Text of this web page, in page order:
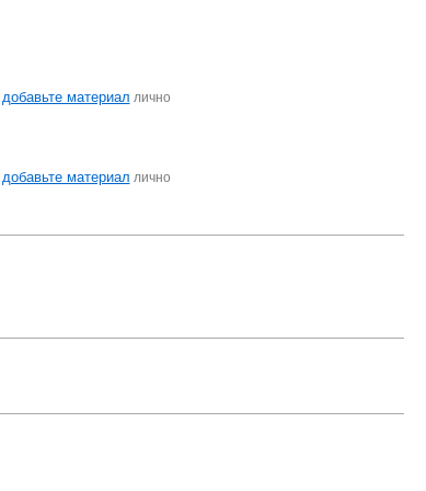
добавьте материал лично
добавьте материал лично